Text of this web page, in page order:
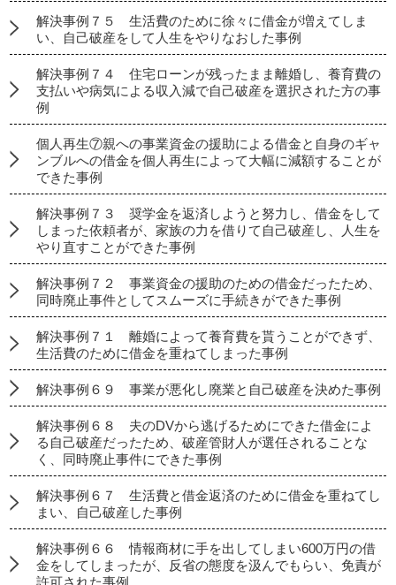
解決事例７５ 生活費のために徐々に借金が増えてしま
い、自己破産をして人生をやりなおした事例
解決事例７４ 住宅ローンが残ったまま離婚し、養育費の
支払いや病気による収入減で自己破産を選択された方の事
例
個人再生⑦親への事業資金の援助による借金と自身のギャ
ンブルへの借金を個人再生によって大幅に減額することが
できた事例
解決事例７３ 奨学金を返済しようと努力し、借金をして
しまった依頼者が、家族の力を借りて自己破産し、人生を
やり直すことができた事例
解決事例７２ 事業資金の援助のための借金だったため、
同時廃止事件としてスムーズに手続きができた事例
解決事例７１ 離婚によって養育費を貰うことができず、
生活費のために借金を重ねてしまった事例
解決事例６９ 事業が悪化し廃業と自己破産を決めた事例
解決事例６８ 夫のDVから逃げるためにできた借金によ
る自己破産だったため、破産管財人が選任されることな
く、同時廃止事件にできた事例
解決事例６７ 生活費と借金返済のために借金を重ねてし
まい、自己破産した事例
解決事例６６ 情報商材に手を出してしまい600万円の借
金をしてしまったが、反省の態度を汲んでもらい、免責が
許可された事例